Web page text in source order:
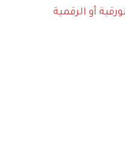
أو الرقمية